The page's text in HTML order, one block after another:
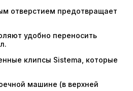
отверстием предотвращает
удобно переносить
клипсы Sistema, которые
машине (в верхней